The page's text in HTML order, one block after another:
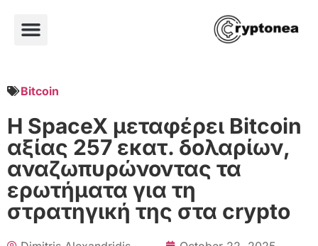
Bitcoin
Η SpaceX μεταφέρει Bitcoin
αξίας 257 εκατ. δολαρίων,
αναζωπυρώνοντας τα
ερωτήματα για τη
στρατηγική της στα crypto